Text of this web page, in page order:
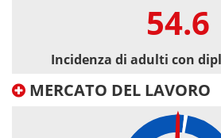
54.6
Incidenza di adulti con
MERCATO DEL LAVORO